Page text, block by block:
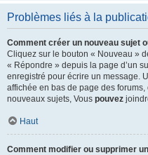
Problèmes liés à la
Comment créer un nouveau sujet
Cliquez sur le bouton « Nouveau »
« Répondre » depuis la page d’un
enregistré pour écrire un message.
affichée en bas de page des forums,
nouveaux sujets, Vous pouvez
Haut
Comment modifier ou supprimer